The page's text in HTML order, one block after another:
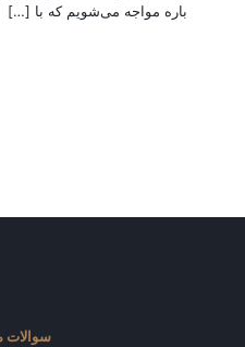
باره مواجه می‌شویم که با […]
سوالات